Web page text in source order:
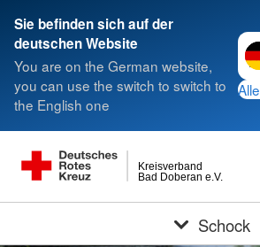
Sie befinden sich auf der
deutschen Website
You are on the German website,
you can use the switch to switch to
the English one
Bad Doberan e.V.
Kreisverband
Schock